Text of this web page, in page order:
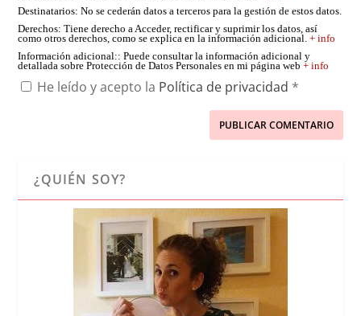
Destinatarios: No se cederán datos a terceros para la gestión de estos datos.
Derechos: Tiene derecho a Acceder, rectificar y suprimir los datos, así
como otros derechos, como se explica en la información adicional.+ info
Información adicional:: Puede consultar la información adicional y
detallada sobre Protección de Datos Personales en mi página web+ info
He leído y acepto la Política de privacidad *
¿QUIÉN SOY?